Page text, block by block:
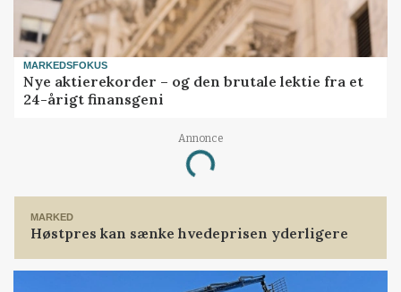
MARKEDSFOKUS
Nye aktierekorder – og den brutale lektie fra et
24-årigt finansgeni
Annonce
Loading...
MARKED
Høstpres kan sænke hvedeprisen yderligere